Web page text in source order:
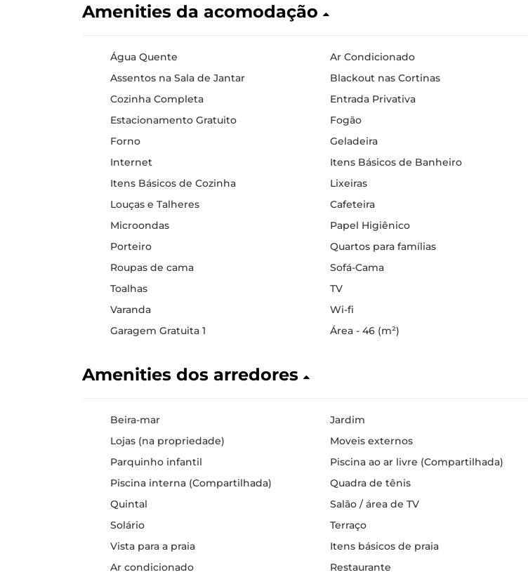
Amenities da acomodação
Água Quente
Ar Condicionado
Assentos na Sala de Jantar
Blackout nas Cortinas
Cozinha Completa
Entrada Privativa
Estacionamento Gratuito
Fogão
Forno
Geladeira
Internet
Itens Básicos de Banheiro
Itens Básicos de Cozinha
Lixeiras
Louças e Talheres
Cafeteira
Microondas
Papel Higiênico
Porteiro
Quartos para famílias
Roupas de cama
Sofá-Cama
Toalhas
TV
Varanda
Wi-fi
Garagem Gratuita 1
Área - 46 (m²)
Amenities dos arredores
Beira-mar
Jardim
Lojas (na propriedade)
Moveis externos
Parquinho infantil
Piscina ao ar livre (Compartilhada)
Piscina interna (Compartilhada)
Quadra de tênis
Quintal
Salão / área de TV
Solário
Terraço
Vista para a praia
Itens básicos de praia
Ar condicionado
Restaurante